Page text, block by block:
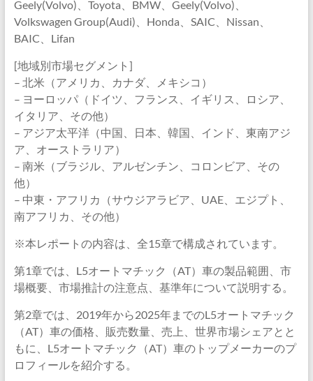
Geely(Volvo)、Toyota、BMW、Geely(Volvo)、
Volkswagen Group(Audi)、Honda、SAIC、Nissan、
BAIC、Lifan
[地域別市場セグメント]
– 北米（アメリカ、カナダ、メキシコ）
– ヨーロッパ（ドイツ、フランス、イギリス、ロシア、
イタリア、その他）
– アジア太平洋（中国、日本、韓国、インド、東南アジ
ア、オーストラリア）
– 南米（ブラジル、アルゼンチン、コロンビア、その
他）
– 中東・アフリカ（サウジアラビア、UAE、エジプト、
南アフリカ、その他）
※本レポートの内容は、全15章で構成されています。
第1章では、L5オートマチック（AT）車の製品範囲、市
場概要、市場推計の注意点、基準年について説明する。
第2章では、2019年から2025年までのL5オートマチック
（AT）車の価格、販売数量、売上、世界市場シェアとと
もに、L5オートマチック（AT）車のトップメーカーのプ
ロフィールを紹介する。